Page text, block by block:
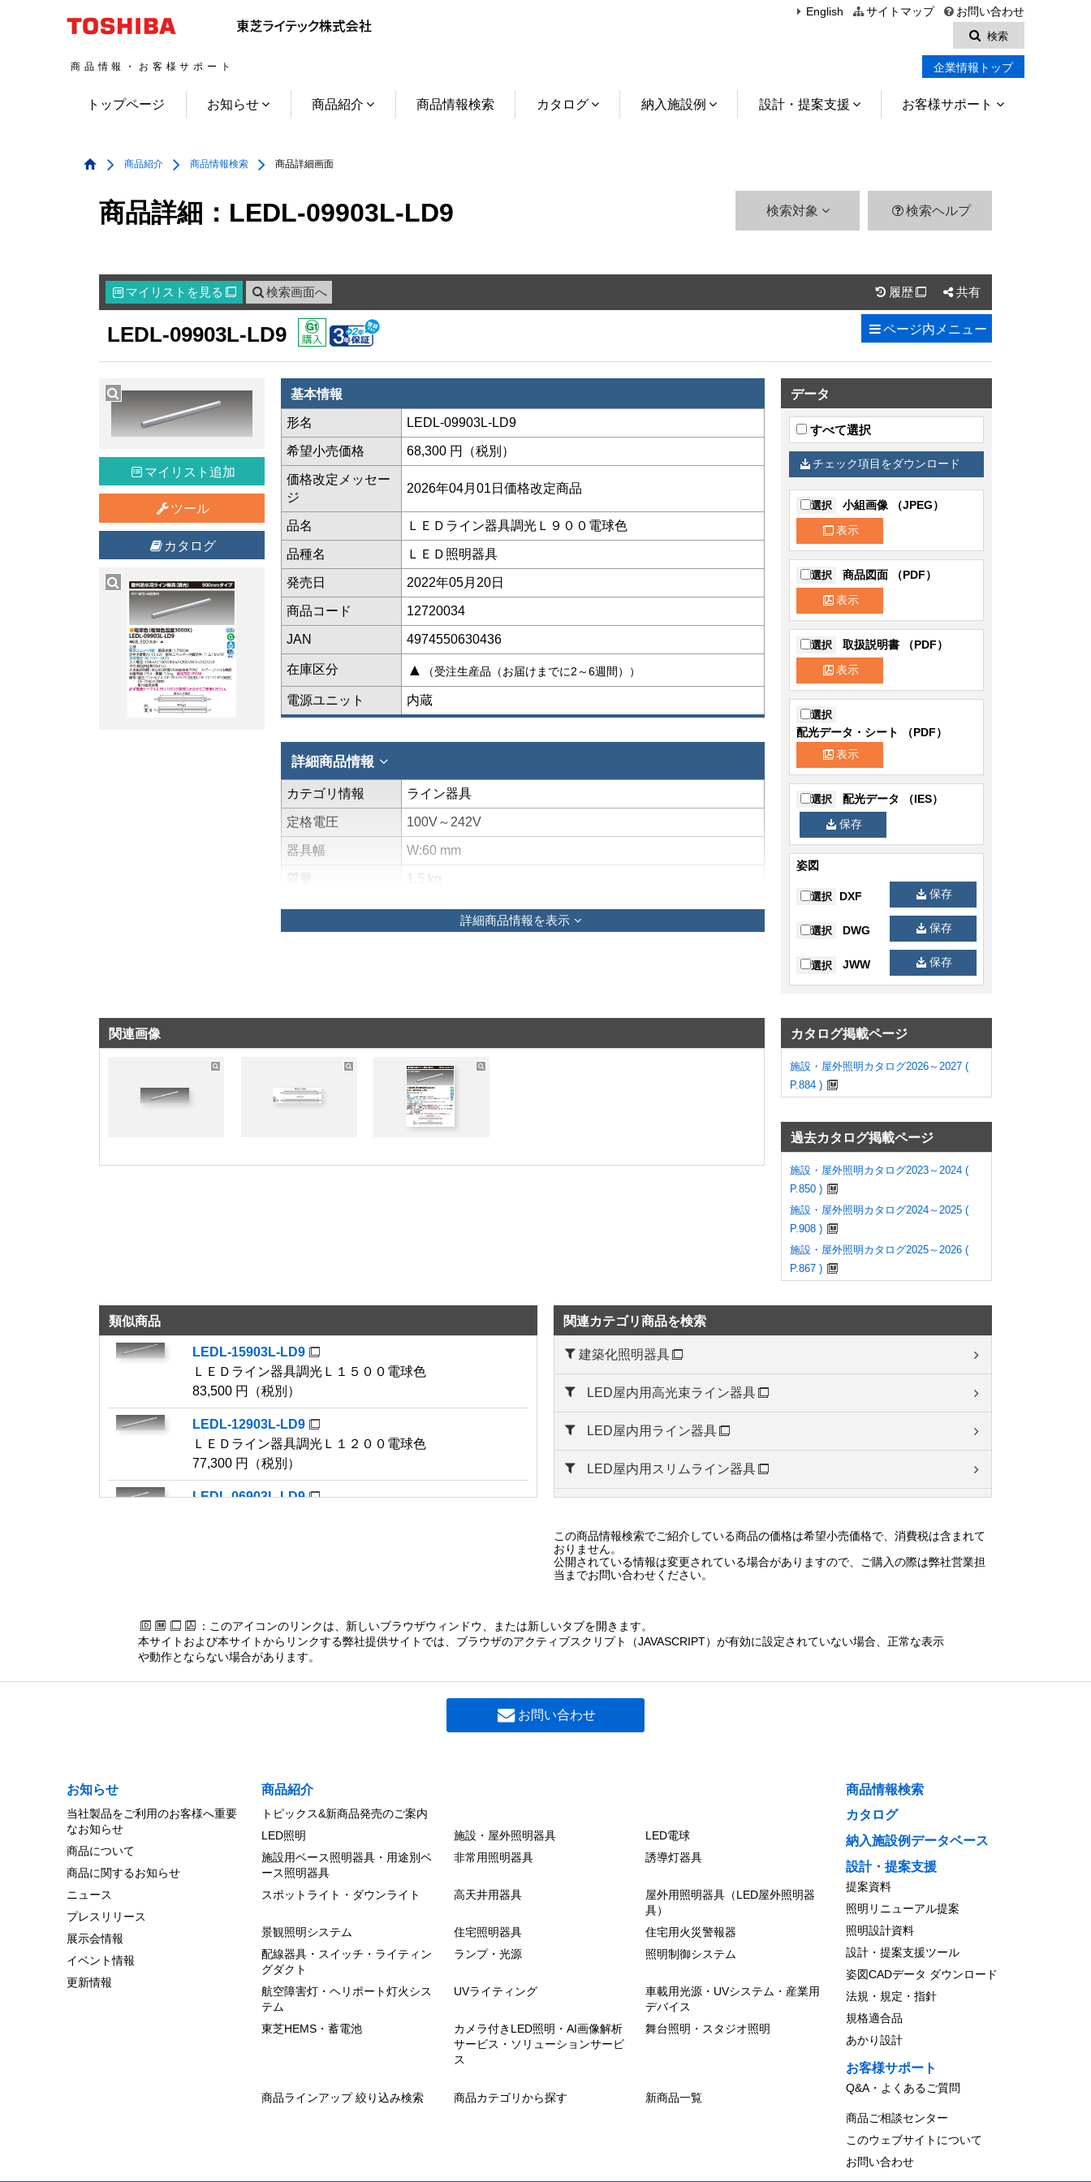
English サイトマップ
お問い合わせ
検索
商品情報・お客様サポート 企業情報トップ
トップページ お知らせ 商品紹介 商品情報検索 カタログ 納入施設例 設計・提案支援 お客様サポート
商品紹介 商品情報検索 商品詳細画面
商品詳細：LEDL-09903L-LD9 検索対象 検索ヘルプ
マイリスト を見る  検索画面へ 履歴  共有
LEDL-09903L-LD9 ページ内 メニュー
マイリスト追加
ツール
カタログ
基本情報
形名 LEDL-09903L-LD9
希望小売価格 68,300 円（税別）
価格改定メッセー
ジ
2026年04月01日価格改定商品
品名 ＬＥＤライン器具調光Ｌ９００電球色
品種名 ＬＥＤ照明器具
発売日 2022年05月20日
商品コード 12720034
JAN 4974550630436
在庫区分 ▲ （受注生産品（お届けまでに2～6週間））
電源ユニット 内蔵
詳細商品情報
カテゴリ情報 ライン器具
定格電圧 100V～242V
器具幅 W:60 mm
質量 1.5 kg
光色（相関色温
電球色（3000K Ra:83）
エネルギー消費効
率
112.1lm/W(100V) 112.1lm/W(200V) 112.1lm/W(242V)
保護等級：IP54
その他備考
その他備考 PWM
その他備考 取付金具付属
その他備考
必ず電源ケーブル（LEB-L10003（別売））と合せてご使用
ください。
その他備考
調光機器を接続せず、電源線のみ接続すれば非調光としてご
使用頂けます。その際は調光線の防水・絶縁処理を確実に行
詳細商品情報を表示
データ
すべて選択
チェック項目をダウンロード
選択 小組画像 （JPEG）
表示
選択 商品図面 （PDF）
表示
選択 取扱説明書 （PDF）
表示
選択
配光データ・シート （PDF）
表示
選択 配光データ （IES）
保存
姿図
選択 DXF 保存
選択 DWG 保存
選択 JWW 保存
関連画像 カタログ掲載ページ
施設・屋外照明カタログ2026～2027 (
P.884 )
過去カタログ掲載ページ
施設・屋外照明カタログ2023～2024 (
P.850 )
施設・屋外照明カタログ2024～2025 (
P.908 )
施設・屋外照明カタログ2025～2026 (
P.867 )
類似商品
LEDL-15903L-LD9
ＬＥＤライン器具調光Ｌ１５００電球色
83,500 円（税別）
LEDL-12903L-LD9
ＬＥＤライン器具調光Ｌ１２００電球色
77,300 円（税別）
LEDL-06903L-LD9
LEDL-06902L-LS9
ＬＥＤライン器具
47,000 円（税別）
関連カテゴリ商品を検索
建築化照明器具
LED屋内用高光束ライン器具
LED屋内用ライン器具
LED屋内用スリムライン器具
LED屋外用ライン器具
LED屋外用ライン器具
LED防水スリムライン器具
LED屋外用ライン器具
LED屋外用ライン器具
この商品情報検索でご紹介している商品の価格は希望小売価格で、消費税は含まれて
おりません。
公開されている情報は変更されている場合がありますので、ご購入の際は弊社営業担
当までお問い合わせください。
：このアイコンのリンクは、新しいブラウザウィンドウ、または新しいタブを開きます。
本サイトおよび本サイトからリンクする弊社提供サイトでは、ブラウザのアクティブスクリプト（JAVASCRIPT）が有効に設定されていない場合、正常な表示
や動作とならない場合があります。
お問い合わせ
お知らせ
当社製品をご利用のお客様へ重要
なお知らせ
商品について
商品に関するお知らせ
ニュース
プレスリリース
展示会情報
イベント情報
更新情報
商品紹介
トピックス&新商品発売のご案内
LED照明
施設・屋外照明器具
LED電球
施設用ベース照明器具・用途別ベ
ース照明器具
非常用照明器具 誘導灯器具
スポットライト・ダウンライト 高天井用器具
屋外用照明器具（LED屋外照明器
具）
景観照明システム
住宅照明器具
住宅用火災警報器
配線器具・スイッチ・ライティン
グダクト
ランプ・光源 照明制御システム
航空障害灯・ヘリポート灯火シス
テム
UVライティング
車載用光源・UVシステム・産業用
デバイス
東芝HEMS・蓄電池
カメラ付きLED照明・AI画像解析
サービス・ソリューションサービ
ス
舞台照明・スタジオ照明
商品ラインアップ 絞り込み検索 商品カテゴリから探す 新商品一覧
商品情報検索
カタログ
納入施設例データベース
設計・提案支援
提案資料
照明リニューアル提案
照明設計資料
設計・提案支援ツール
姿図CADデータ ダウンロード
法規・規定・指針
規格適合品
あかり設計
お客様サポート
Q&A・よくあるご質問
商品ご相談センター
このウェブサイトについて
お問い合わせ